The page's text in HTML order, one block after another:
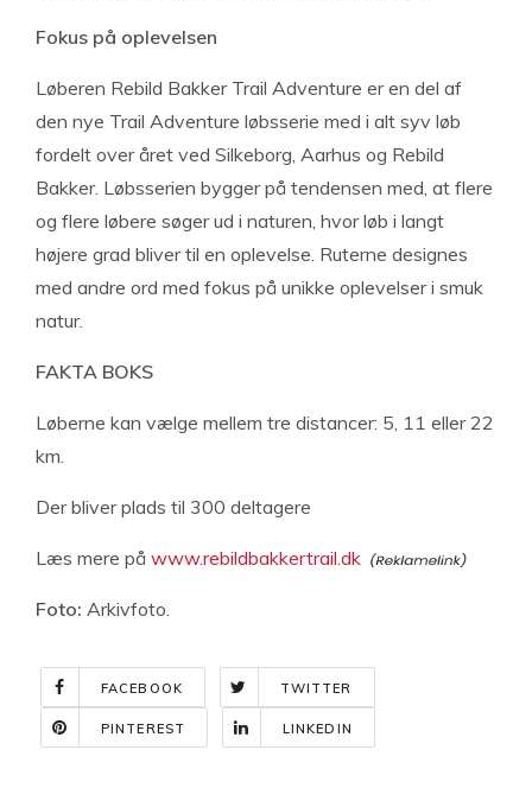
Fokus på oplevelsen
Løberen Rebild Bakker Trail Adventure er en del af
den nye Trail Adventure løbsserie med i alt syv løb
fordelt over året ved Silkeborg, Aarhus og Rebild
Bakker. Løbsserien bygger på tendensen med, at flere
og flere løbere søger ud i naturen, hvor løb i langt
højere grad bliver til en oplevelse. Ruterne designes
med andre ord med fokus på unikke oplevelser i smuk
natur.
FAKTA BOKS
Løberne kan vælge mellem tre distancer: 5, 11 eller 22
km.
Der bliver plads til 300 deltagere
Læs mere på www.rebildbakkertrail.dk
Foto: Arkivfoto.
FACEBOOK TWITTER
PINTEREST LINKEDIN